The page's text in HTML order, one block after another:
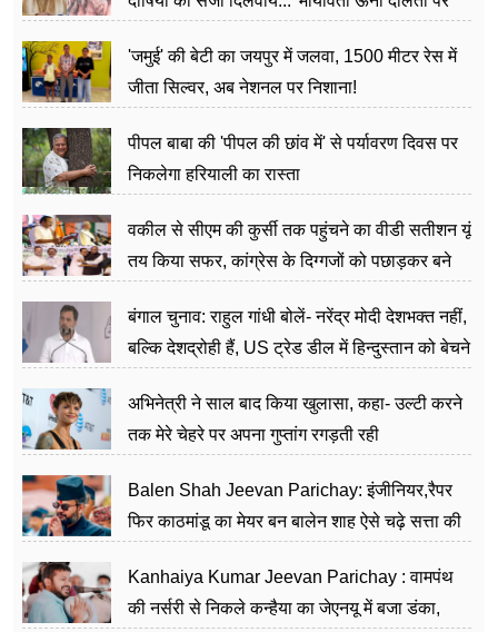
'जमुई' की बेटी का जयपुर में जलवा, 1500 मीटर रेस में
जीता सिल्वर, अब नेशनल पर निशाना!
पीपल बाबा की 'पीपल की छांव में' से पर्यावरण दिवस पर
निकलेगा हरियाली का रास्ता
वकील से सीएम की कुर्सी तक पहुंचने का वीडी सतीशन यूं
तय किया सफर, कांग्रेस के दिग्गजों को पछाड़कर बने
बंगाल चुनाव: राहुल गांधी बोलें- नरेंद्र मोदी देशभक्त नहीं,
बल्कि देशद्रोही हैं, US ट्रेड डील में हिन्दुस्तान को बेचने
अभिनेत्री ने साल बाद किया खुलासा, कहा- उल्टी करने
तक मेरे चेहरे पर अपना गुप्तांग रगड़ती रही
Balen Shah Jeevan Parichay: इंजीनियर,रैपर
फिर काठमांडू का मेयर बन बालेन शाह ऐसे चढ़े सत्ता की
Kanhaiya Kumar Jeevan Parichay : वामपंथ
की नर्सरी से निकले कन्हैया का जेएनयू में बजा डंका,